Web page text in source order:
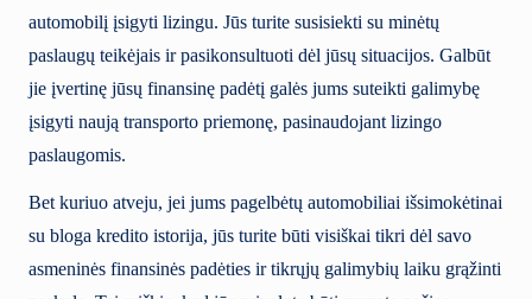
automobilį įsigyti lizingu. Jūs turite susisiekti su minėtų
paslaugų teikėjais ir pasikonsultuoti dėl jūsų situacijos. Galbūt
jie įvertinę jūsų finansinę padėtį galės jums suteikti galimybę
įsigyti naują transporto priemonę, pasinaudojant lizingo
paslaugomis.
Bet kuriuo atveju, jei jums pagelbėtų automobiliai išsimokėtinai
su bloga kredito istorija, jūs turite būti visiškai tikri dėl savo
asmeninės finansinės padėties ir tikrųjų galimybių laiku grąžinti